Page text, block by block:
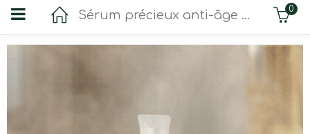
Sérum précieux anti-âge aux deux roses 0